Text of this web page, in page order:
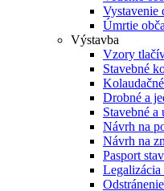
Vystavenie
Úmrtie
Výstavba
Vzory
Stavebné
Drobné a
Stavebné a
Návrh na
Návrh na
Pasport
Legalizácia